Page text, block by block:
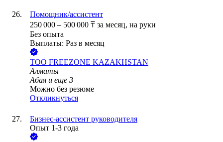
Помощник/ассистент
250 000 – 500 000 ₸ за месяц, на руки
Без опыта
Выплаты: Раз в месяц
ТОО FREEZONE KAZAKHSTAN
Алматы
Абая и еще 3
Можно без резюме
Откликнуться
Бизнес-ассистент руководителя
Опыт 1-3 года